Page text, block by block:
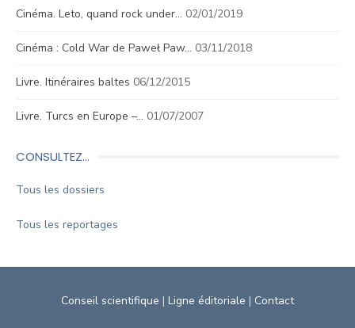
Cinéma. Leto, quand rock under… 02/01/2019
Cinéma : Cold War de Paweł Paw… 03/11/2018
Livre. Itinéraires baltes 06/12/2015
Livre. Turcs en Europe –… 01/07/2007
CONSULTEZ…
Tous les dossiers
Tous les reportages
Conseil scientifique | Ligne éditoriale | Contact